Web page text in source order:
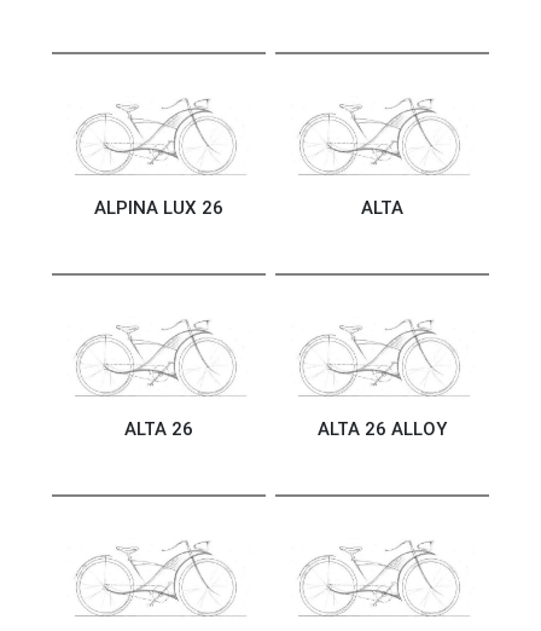
ALPINA LUX 26 ALTA
ALTA 26 ALTA 26 ALLOY